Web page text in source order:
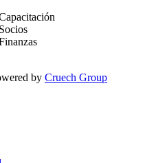
by Cruech Group